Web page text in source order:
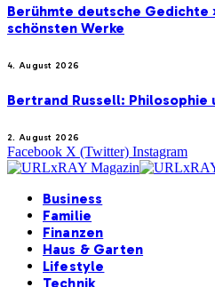
Berühmte deutsche Gedichte
schönsten Werke
4. August 2026
Bertrand Russell: Philosophie
2. August 2026
Facebook X (Twitter) Instagram
Business
Familie
Finanzen
Haus & Garten
Lifestyle
Technik